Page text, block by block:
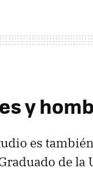
y
es
de la